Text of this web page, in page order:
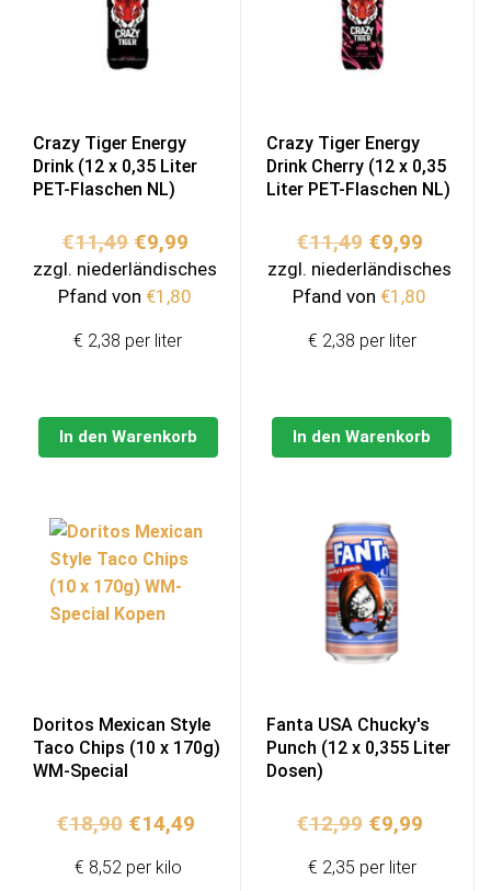
Crazy Tiger Energy
Drink (12 x 0,35 Liter
PET-Flaschen NL)
€11,49 Ursprünglicher
Preis
war:
€9,99
Preis
ist:
zzgl. niederländisches
Pfand von €1,80
In den Warenkorb
€ 2,38 per liter
Crazy Tiger Energy
Drink Cherry (12 x 0,35
Liter PET-Flaschen NL)
€11,49
Preis
war:
€9,99
Preis
ist:
zzgl. niederländisches
Pfand von €1,80
In den Warenkorb
€ 2,38 per liter
Doritos Mexican Style
Taco Chips (10 x 170g)
WM-Special
€18,90 Ursprünglicher
war:
€14,49Aktueller
€ 8,52 per kilo
Fanta USA Chucky's
Punch (12 x 0,355 Liter
Dosen)
€12,99
war:
€9,99
€ 2,35 per liter